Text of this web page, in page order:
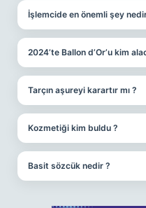
İşlemcide en önemli şey
2024’te Ballon d’Or’u kim
Tarçın aşureyi karartır mı ?
Kozmetiği kim buldu ?
Basit sözcük nedir ?